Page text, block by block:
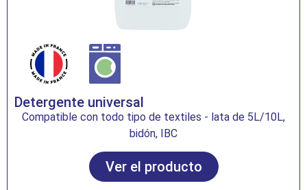
Detergente universal
Compatible con todo tipo de textiles - lata de 5L/10L,
bidón, IBC
Ver el producto